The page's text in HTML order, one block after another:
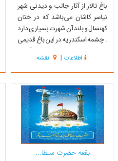
باغ تالار از آثار جالب و دیدنی شهر
نیاسر کاشان می‌باشد که در ختان
کهنسال و بلند آن شهرت بسیاری دارد
. چشمه اسکندریه در این باغ قدیمی
و چشم نواز جاری می‌باشد و به آبشار
ختم می‌شود که آب درختان این باغ را
تامین می‌کند . عمارت بسیار
باشکوهی در این باغ ساخته شده
است که به کوشک تالار معرو...
اطلاعات | نقشه
بقعه حضرت سلطا...